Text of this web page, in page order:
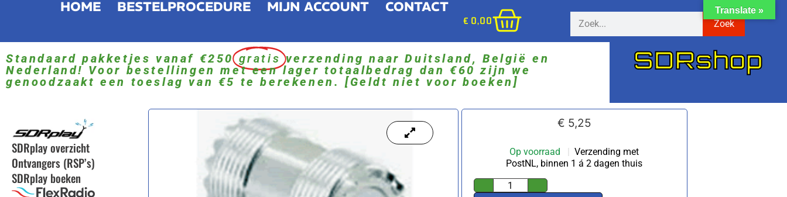
HOME BESTELPROCEDURE MIJN ACCOUNT CONTACT
€ 0,00 Zoek
Standaard pakketjes vanaf €250 gratis verzending naar Duitsland, België en
Nederland! Voor bestellingen met een lager totaalbedrag dan €60 zijn we
genoodzaakt een toeslag van €5 te berekenen. [Geldt niet voor boeken]
SDRshop
SDRplay overzicht
Ontvangers (RSP’s)
SDRplay boeken
€ 5,25
Op voorraad
Verzending met
PostNL, binnen 1 á 2 dagen thuis
Translate »